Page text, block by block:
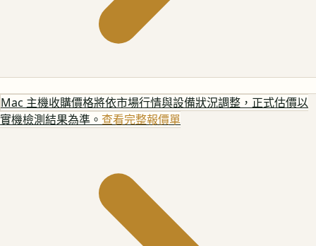
Mac 主機收購價格將依市場行情與設備狀況調整，正式估價以
實機檢測結果為準。 查看完整報價單